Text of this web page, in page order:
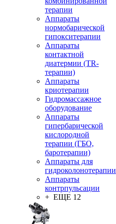
терапии
Аппараты
нормобарической
гипокситерапии
Аппараты
контактной
диатермии (TR-
терапии)
Аппараты
криотерапии
Гидромассажное
оборудование
Аппараты
гипербарической
кислородной
терапии (ГБО,
баротерапии)
Аппараты для
гидроколонотерапии
Аппараты
контрпульсации
+ ЕЩЕ 12